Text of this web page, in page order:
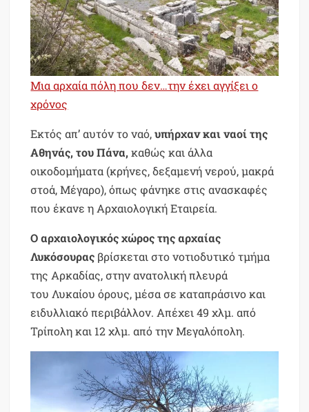
Μια αρχαία πόλη που δεν…την έχει αγγίξει ο
χρόνος
Εκτός απ’ αυτόν το ναό,υπήρχαν και ναοί της
Aθηνάς, του Πάνα, καθώς και άλλα
οικοδομήματα (κρήνες, δεξαμενή νερού, μακρά
στοά, Μέγαρο), όπως φάνηκε στις ανασκαφές
που έκανε η Αρχαιολογική Εταιρεία.
Ο αρχαιολογικός χώρος της αρχαίας
Λυκόσουρας βρίσκεται στο νοτιοδυτικό τμήμα
της Αρκαδίας, στην ανατολική πλευρά
του Λυκαίου όρους, μέσα σε καταπράσινο και
ειδυλλιακό περιβάλλον. Απέχει 49 χλμ. από
Τρίπολη και 12 χλμ. από την Μεγαλόπολη.